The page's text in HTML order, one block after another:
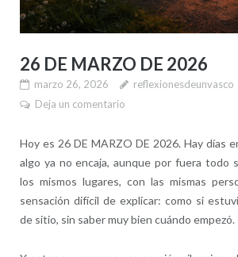
26 DE MARZO DE 2026
marzo 26, 2026
reflexionesdeunvasco
Deja un comentario
Hoy es 26 DE MARZO DE 2026. Hay días
algo ya no encaja, aunque por fuera todo
los mismos lugares, con las mismas
sensación difícil de explicar: como si
de sitio, sin saber muy bien cuándo empezó.